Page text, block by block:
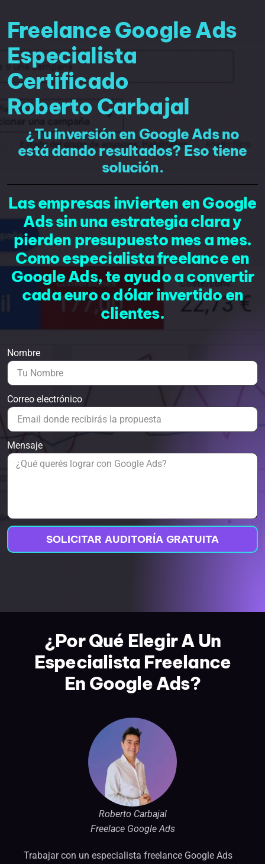
Freelance Google Ads
Especialista
Certificado
Roberto Carbajal
¿Tu inversión en Google Ads no
está dando resultados? Eso tiene
solución.
Las empresas invierten en Google
Ads sin una estrategia clara y
pierden presupuesto mes a mes.
Como especialista freelance en
Google Ads, te ayudo a convertir
cada euro o dólar invertido en
clientes.
Nombre
Correo electrónico
Mensaje
SOLICITAR AUDITORÍA GRATUITA
¿Por Qué Elegir A Un
Especialista Freelance
En Google Ads?
Roberto Carbajal
Freelace Google Ads
Trabajar con un especialista freelance Google Ads